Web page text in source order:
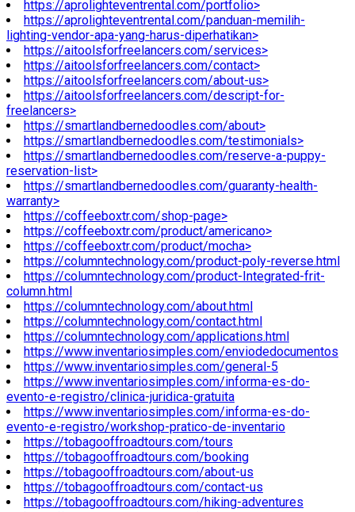
https://aprolighteventrental.com/portfolio>
https://aprolighteventrental.com/panduan-memilih-
lighting-vendor-apa-yang-harus-diperhatikan>
https://aitoolsforfreelancers.com/services>
https://aitoolsforfreelancers.com/contact>
https://aitoolsforfreelancers.com/about-us>
https://aitoolsforfreelancers.com/descript-for-
freelancers>
https://smartlandbernedoodles.com/about>
https://smartlandbernedoodles.com/testimonials>
https://smartlandbernedoodles.com/reserve-a-puppy-
reservation-list>
https://smartlandbernedoodles.com/guaranty-health-
warranty>
https://coffeeboxtr.com/shop-page>
https://coffeeboxtr.com/product/americano>
https://coffeeboxtr.com/product/mocha>
https://columntechnology.com/product-poly-reverse.html
https://columntechnology.com/product-Integrated-frit-
column.html
https://columntechnology.com/about.html
https://columntechnology.com/contact.html
https://columntechnology.com/applications.html
https://www.inventariosimples.com/enviodedocumentos
https://www.inventariosimples.com/general-5
https://www.inventariosimples.com/informa-es-do-
evento-e-registro/clinica-juridica-gratuita
https://www.inventariosimples.com/informa-es-do-
evento-e-registro/workshop-pratico-de-inventario
https://tobagooffroadtours.com/tours
https://tobagooffroadtours.com/booking
https://tobagooffroadtours.com/about-us
https://tobagooffroadtours.com/contact-us
https://tobagooffroadtours.com/hiking-adventures